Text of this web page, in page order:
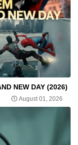
NEW DAY (2026)
August 01, 2026